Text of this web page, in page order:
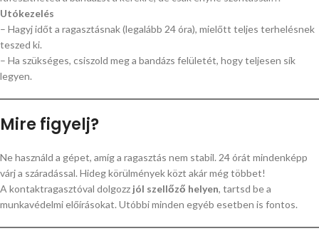
Utókezelés
– Hagyj időt a ragasztásnak (legalább 24 óra), mielőtt teljes terhelésnek
teszed ki.
– Ha szükséges, csiszold meg a bandázs felületét, hogy teljesen sík
legyen.
Mire figyelj?
Ne használd a gépet, amíg a ragasztás nem stabil. 24 órát mindenképp
várj a száradással. Hideg körülmények közt akár még többet!
A kontaktragasztóval dolgozz jól szellőző helyen, tartsd be a
munkavédelmi előírásokat. Utóbbi minden egyéb esetben is fontos.